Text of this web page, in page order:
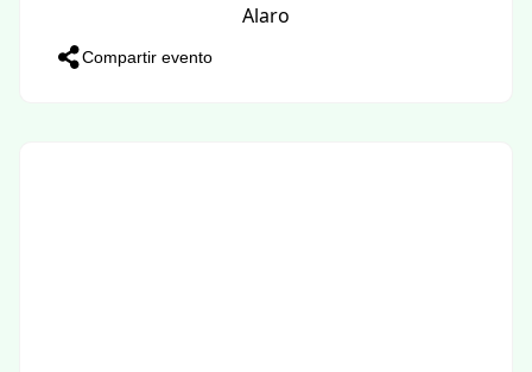
Alaro
Compartir evento